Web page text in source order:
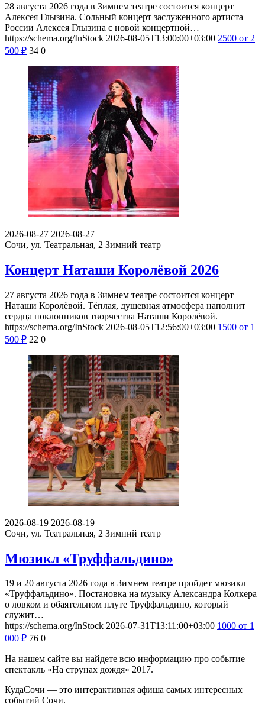
28 августа 2026 года в Зимнем театре состоится концерт
Алексея Глызина. Сольный концерт заслуженного артиста
России Алексея Глызина с новой концертной…
https://schema.org/InStock 2026-08-05T13:00:00+03:00 2500 от 2
500 ₽ 34 0
2026-08-27 2026-08-27
Сочи, ул. Театральная, 2 Зимний театр
Концерт Наташи Королёвой 2026
27 августа 2026 года в Зимнем театре состоится концерт
Наташи Королёвой. Тёплая, душевная атмосфера наполнит
сердца поклонников творчества Наташи Королёвой.
https://schema.org/InStock 2026-08-05T12:56:00+03:00 1500 от 1
500 ₽ 22 0
2026-08-19 2026-08-19
Сочи, ул. Театральная, 2 Зимний театр
Мюзикл «Труффальдино»
19 и 20 августа 2026 года в Зимнем театре пройдет мюзикл
«Труффальдино». Постановка на музыку Александра Колкера
о ловком и обаятельном плуте Труффальдино, который
служит…
https://schema.org/InStock 2026-07-31T13:11:00+03:00 1000 от 1
000 ₽ 76 0
На нашем сайте вы найдете всю информацию про событие
спектакль «На струнах дождя» 2017.
КудаСочи — это интерактивная афиша самых интересных
событий Сочи.